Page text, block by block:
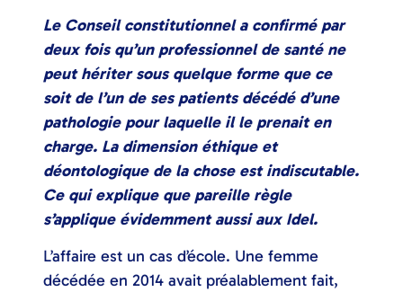
Le Conseil constitutionnel a confirmé par
deux fois qu’un professionnel de santé ne
peut hériter sous quelque forme que ce
soit de l’un de ses patients décédé d’une
pathologie pour laquelle il le prenait en
charge. La dimension éthique et
déontologique de la chose est indiscutable.
Ce qui explique que pareille règle
s’applique évidemment aussi aux Idel.
L’affaire est un cas d’école. Une femme
décédée en 2014 avait préalablement fait,